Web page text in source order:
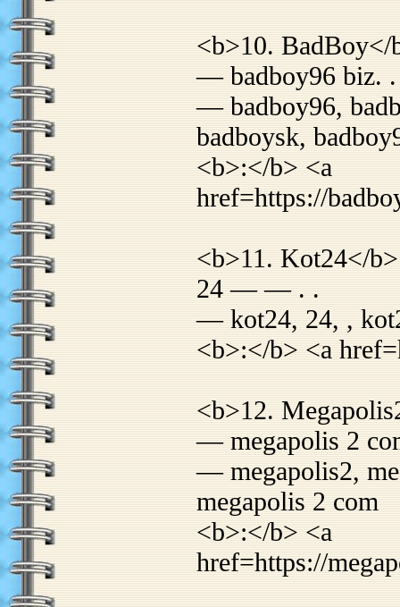
<b>10. BadBoy</
— badboy96 biz. .
— badboy96,
badboysk,
<b>:</b> <a
href=https://
<b>11. Kot24</b>
24 — — . .
— kot24, 24, ,
<b>:</b> <a
<b>12.
— megapolis 2
— megapolis2,
megapolis 2 com
<b>:</b> <a
href=https://